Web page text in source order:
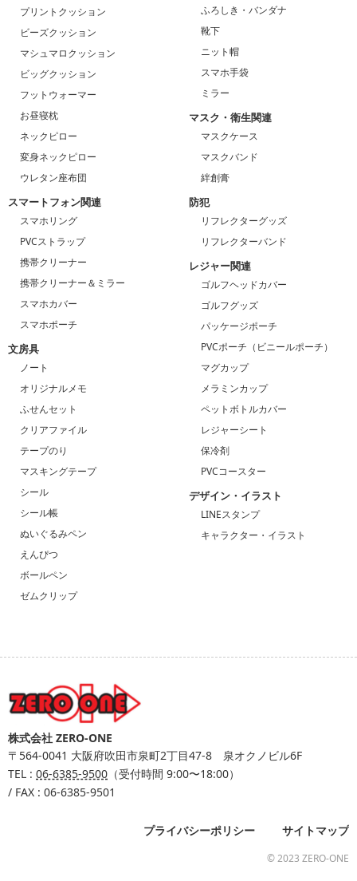
プリントクッション
ビーズクッション
マシュマロクッション
ビッグクッション
フットウォーマー
お昼寝枕
ネックピロー
変身ネックピロー
ウレタン座布団
スマートフォン関連
スマホリング
PVCストラップ
携帯クリーナー
携帯クリーナー＆ミラー
スマホカバー
スマホポーチ
文房具
ノート
オリジナルメモ
ふせんセット
クリアファイル
テープのり
マスキングテープ
シール
シール帳
ぬいぐるみペン
えんぴつ
ボールペン
ゼムクリップ
ふろしき・バンダナ
靴下
ニット帽
スマホ手袋
ミラー
マスク・衛生関連
マスクケース
マスクバンド
絆創膏
防犯
リフレクターグッズ
リフレクターバンド
レジャー関連
ゴルフヘッドカバー
ゴルフグッズ
パッケージポーチ
PVCポーチ（ビニールポーチ）
マグカップ
メラミンカップ
ペットボトルカバー
レジャーシート
保冷剤
PVCコースター
デザイン・イラスト
LINEスタンプ
キャラクター・イラスト
株式会社 ZERO-ONE
〒564-0041 大阪府吹田市泉町2丁目47-8 泉オクノビル6F
TEL : 06-6385-9500 （受付時間 9:00〜18:00）
/ FAX : 06-6385-9501
プライバシーポリシー サイトマップ
© 2023 ZERO-ONE